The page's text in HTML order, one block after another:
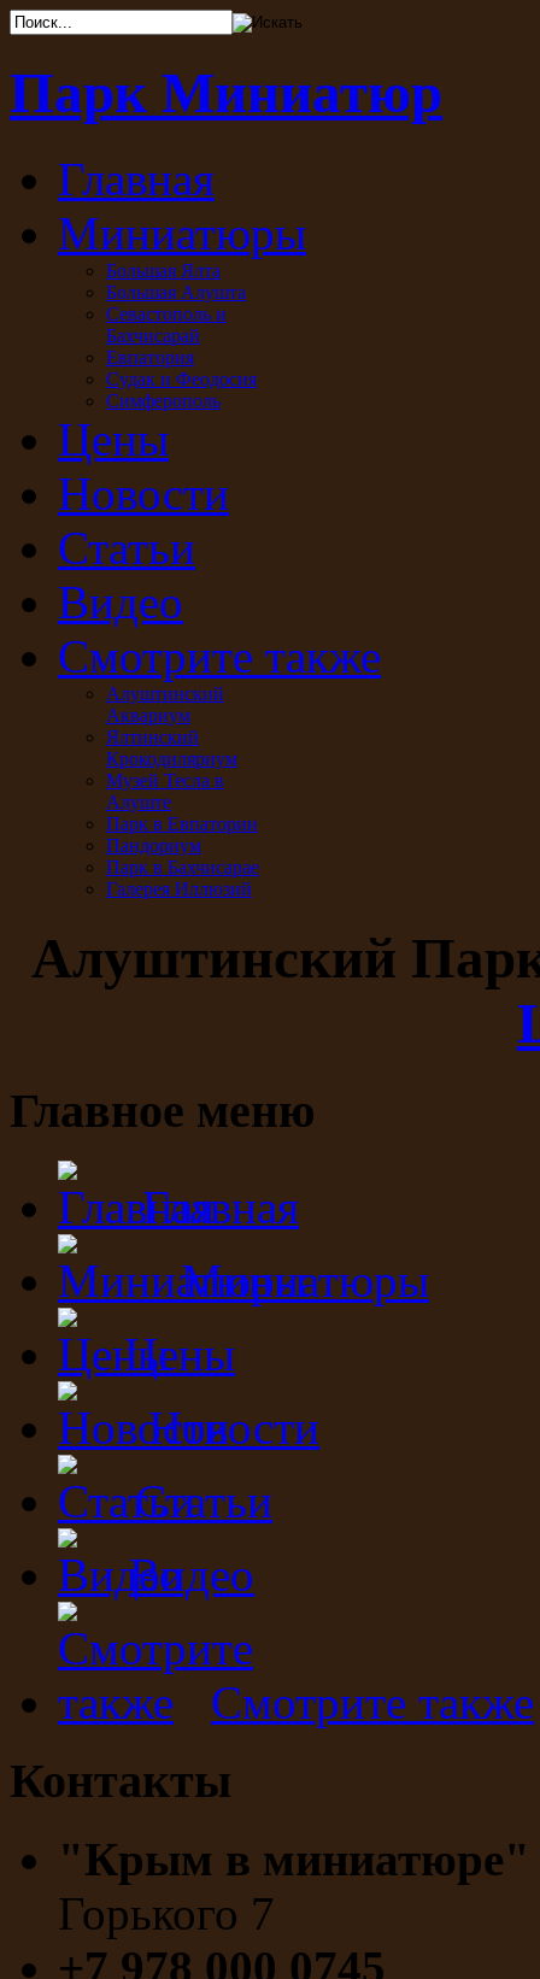
Парк Миниатюр
Главная
Миниатюры
Большая Ялта
Большая Алушта
Севастополь и
Бахчисарай
Евпатория
Судак и Феодосия
Симферополь
Цены
Новости
Статьи
Видео
Смотрите также
Алуштинский
Аквариум
Ялтинский
Крокодиляриум
Музей Тесла в
Алуште
Парк в Евпатории
Пандориум
Парк в Бахчисарае
Галерея Иллюзий
Алуштинский
Главное меню
Главная
Миниатюры
Цены
Новости
Статьи
Видео
Смотрите также
Контакты
"Крым в
Горького 7
+7 978 000 0745